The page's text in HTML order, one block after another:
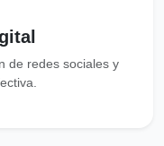
de redes sociales y